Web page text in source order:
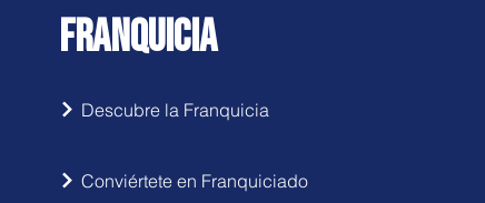
FRANQUICIA
Descubre la Franquicia
Conviértete en Franquiciado